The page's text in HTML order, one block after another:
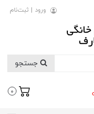
ورود | ثبت‌نام
0